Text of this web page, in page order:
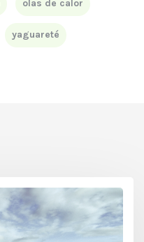
olas de calor
yaguareté